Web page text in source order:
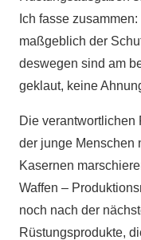
Ich fasse
maßgeblich der
deswegen sind am
geklaut, keine
Die verantwortlichen
der junge Menschen
Kasernen
Waffen –
noch nach der
Rüstungsprodukte,